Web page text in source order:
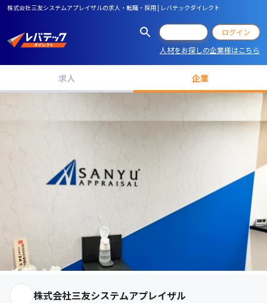
株式会社三友システムアプレイザルの求人・転職・採用 | レバテックダイレクト
ログイン
人材をお探しの企業様はこちら
求人 企業
株式会社三友システムアプレイザル